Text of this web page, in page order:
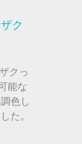
ク
クっ
能な
色し
た。